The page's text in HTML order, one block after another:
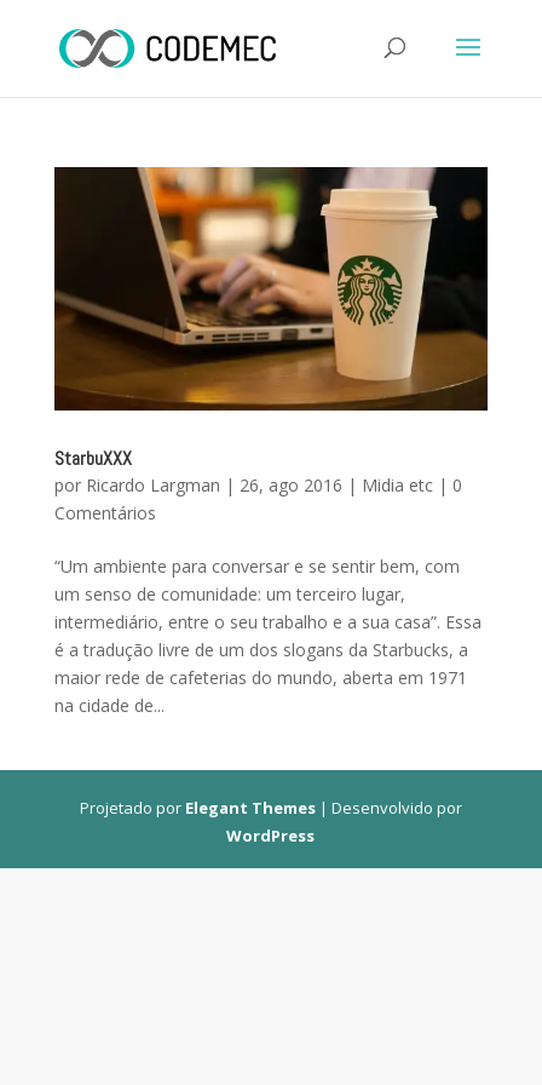
StarbuXXX
por Ricardo Largman | 26, ago 2016 | Midia etc| 0
Comentários
“Um ambiente para conversar e se sentir bem, com
um senso de comunidade: um terceiro lugar,
intermediário, entre o seu trabalho e a sua casa”. Essa
é a tradução livre de um dos slogans da Starbucks, a
maior rede de cafeterias do mundo, aberta em 1971
na cidade de...
Projetado por Elegant Themes| Desenvolvido por
WordPress